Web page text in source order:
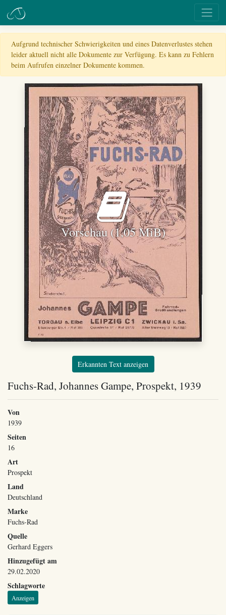
Aufgrund technischer Schwierigkeiten und eines Datenverlustes stehen
leider aktuell nicht alle Dokumente zur Verfügung. Es kann zu Fehlern
beim Aufrufen einzelner Dokumente kommen.
Vorschau (1,05 MiB)
Erkannten Text anzeigen
Fuchs-Rad, Johannes Gampe, Prospekt, 1939
Von
1939
Seiten
16
Art
Prospekt
Land
Deutschland
Marke
Fuchs-Rad
Quelle
Gerhard Eggers
Hinzugefügt am
29.02.2020
Schlagworte
Anzeigen